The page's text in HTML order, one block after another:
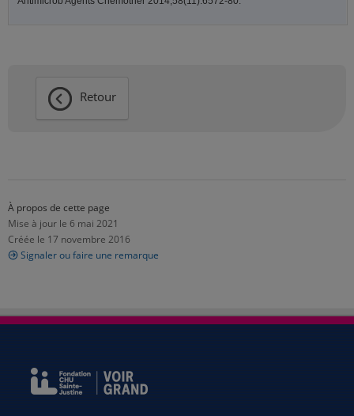
Retour
À propos de cette page
Mise à jour le 6 mai 2021
Créée le 17 novembre 2016
Signaler ou faire une remarque